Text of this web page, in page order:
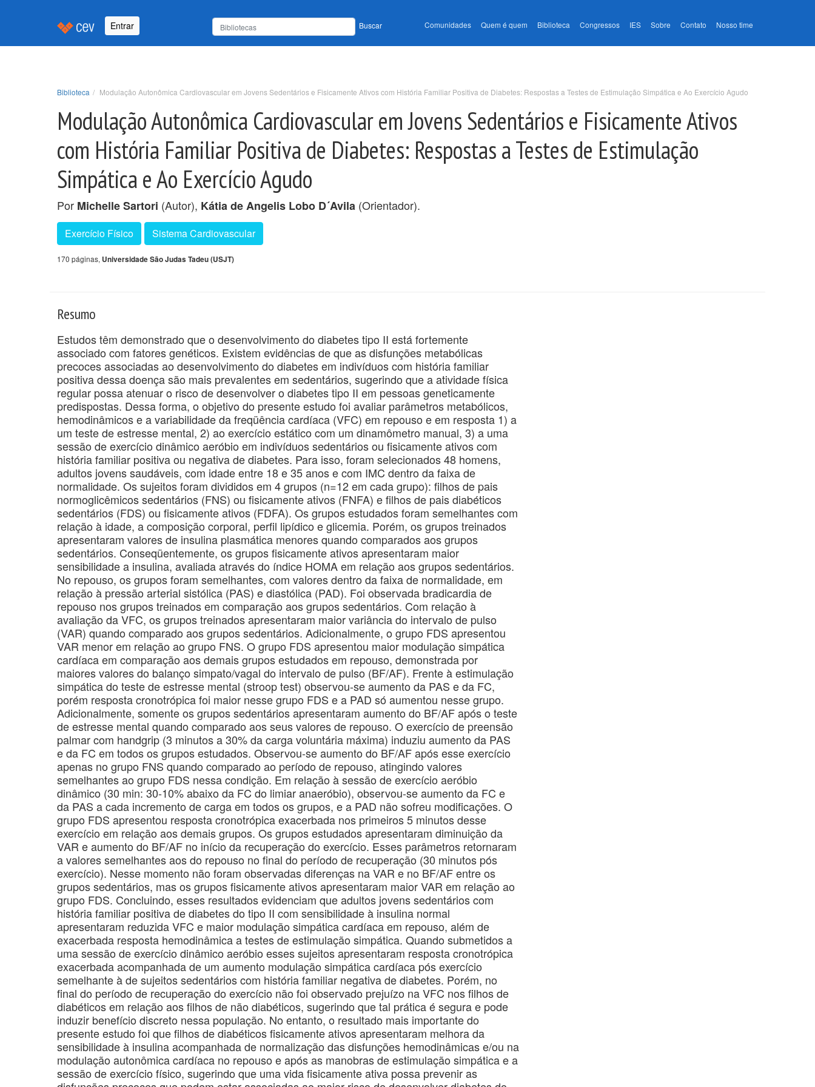
Entrar Buscar Comunidades Quem é quem Biblioteca Congressos IES Sobre Contato Nosso time
Biblioteca Modulação Autonômica Cardiovascular em Jovens Sedentários e Fisicamente Ativos com História Familiar Positiva de Diabetes: Respostas a Testes de Estimulação Simpática e Ao Exercício Agudo
Modulação Autonômica Cardiovascular em Jovens Sedentários e Fisicamente Ativos
com História Familiar Positiva de Diabetes: Respostas a Testes de Estimulação
Simpática e Ao Exercício Agudo
Por Michelle Sartori (Autor), Kátia de Angelis Lobo D´Avila (Orientador).
Exercício Físico Sistema Cardiovascular
170 páginas, Universidade São Judas Tadeu (USJT)
Resumo
Estudos têm demonstrado que o desenvolvimento do diabetes tipo II está fortemente
associado com fatores genéticos. Existem evidências de que as disfunções metabólicas
precoces associadas ao desenvolvimento do diabetes em indivíduos com história familiar
positiva dessa doença são mais prevalentes em sedentários, sugerindo que a atividade física
regular possa atenuar o risco de desenvolver o diabetes tipo II em pessoas geneticamente
predispostas. Dessa forma, o objetivo do presente estudo foi avaliar parâmetros metabólicos,
hemodinâmicos e a variabilidade da freqüência cardíaca (VFC) em repouso e em resposta 1) a
um teste de estresse mental, 2) ao exercício estático com um dinamômetro manual, 3) a uma
sessão de exercício dinâmico aeróbio em indivíduos sedentários ou fisicamente ativos com
história familiar positiva ou negativa de diabetes. Para isso, foram selecionados 48 homens,
adultos jovens saudáveis, com idade entre 18 e 35 anos e com IMC dentro da faixa de
normalidade. Os sujeitos foram divididos em 4 grupos (n=12 em cada grupo): filhos de pais
normoglicêmicos sedentários (FNS) ou fisicamente ativos (FNFA) e filhos de pais diabéticos
sedentários (FDS) ou fisicamente ativos (FDFA). Os grupos estudados foram semelhantes com
relação à idade, a composição corporal, perfil lipídico e glicemia. Porém, os grupos treinados
apresentaram valores de insulina plasmática menores quando comparados aos grupos
sedentários. Conseqüentemente, os grupos fisicamente ativos apresentaram maior
sensibilidade a insulina, avaliada através do índice HOMA em relação aos grupos sedentários.
No repouso, os grupos foram semelhantes, com valores dentro da faixa de normalidade, em
relação à pressão arterial sistólica (PAS) e diastólica (PAD). Foi observada bradicardia de
repouso nos grupos treinados em comparação aos grupos sedentários. Com relação à
avaliação da VFC, os grupos treinados apresentaram maior variância do intervalo de pulso
(VAR) quando comparado aos grupos sedentários. Adicionalmente, o grupo FDS apresentou
VAR menor em relação ao grupo FNS. O grupo FDS apresentou maior modulação simpática
cardíaca em comparação aos demais grupos estudados em repouso, demonstrada por
maiores valores do balanço simpato/vagal do intervalo de pulso (BF/AF). Frente à estimulação
simpática do teste de estresse mental (stroop test) observou-se aumento da PAS e da FC,
porém resposta cronotrópica foi maior nesse grupo FDS e a PAD só aumentou nesse grupo.
Adicionalmente, somente os grupos sedentários apresentaram aumento do BF/AF após o teste
de estresse mental quando comparado aos seus valores de repouso. O exercício de preensão
palmar com handgrip (3 minutos a 30% da carga voluntária máxima) induziu aumento da PAS
e da FC em todos os grupos estudados. Observou-se aumento do BF/AF após esse exercício
apenas no grupo FNS quando comparado ao período de repouso, atingindo valores
semelhantes ao grupo FDS nessa condição. Em relação à sessão de exercício aeróbio
dinâmico (30 min: 30-10% abaixo da FC do limiar anaeróbio), observou-se aumento da FC e
da PAS a cada incremento de carga em todos os grupos, e a PAD não sofreu modificações. O
grupo FDS apresentou resposta cronotrópica exacerbada nos primeiros 5 minutos desse
exercício em relação aos demais grupos. Os grupos estudados apresentaram diminuição da
VAR e aumento do BF/AF no início da recuperação do exercício. Esses parâmetros retornaram
a valores semelhantes aos do repouso no final do período de recuperação (30 minutos pós
exercício). Nesse momento não foram observadas diferenças na VAR e no BF/AF entre os
grupos sedentários, mas os grupos fisicamente ativos apresentaram maior VAR em relação ao
grupo FDS. Concluindo, esses resultados evidenciam que adultos jovens sedentários com
história familiar positiva de diabetes do tipo II com sensibilidade à insulina normal
apresentaram reduzida VFC e maior modulação simpática cardíaca em repouso, além de
exacerbada resposta hemodinâmica a testes de estimulação simpática. Quando submetidos a
uma sessão de exercício dinâmico aeróbio esses sujeitos apresentaram resposta cronotrópica
exacerbada acompanhada de um aumento modulação simpática cardíaca pós exercício
semelhante à de sujeitos sedentários com história familiar negativa de diabetes. Porém, no
final do período de recuperação do exercício não foi observado prejuízo na VFC nos filhos de
diabéticos em relação aos filhos de não diabéticos, sugerindo que tal prática é segura e pode
induzir benefício discreto nessa população. No entanto, o resultado mais importante do
presente estudo foi que filhos de diabéticos fisicamente ativos apresentaram melhora da
sensibilidade à insulina acompanhada de normalização das disfunções hemodinâmicas e/ou na
modulação autonômica cardíaca no repouso e após as manobras de estimulação simpática e a
sessão de exercício físico, sugerindo que uma vida fisicamente ativa possa prevenir as